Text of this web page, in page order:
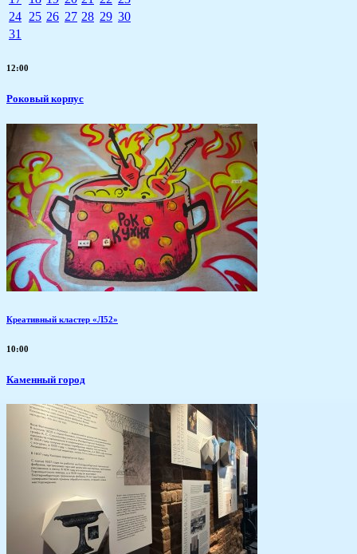
24 25 26 27 28 29 30
31
12:00
Роковый корпус
Креативный кластер «Л52»
10:00
Каменный город